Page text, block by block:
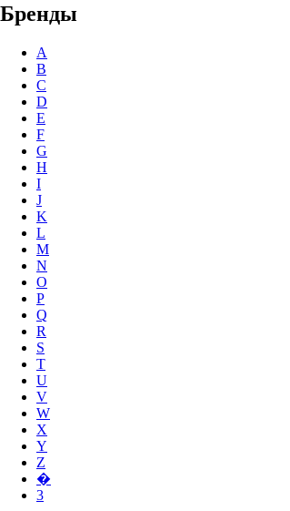
Бренды
A
B
C
D
E
F
G
H
I
J
K
L
M
N
O
P
Q
R
S
T
U
V
W
X
Y
Z
�
3